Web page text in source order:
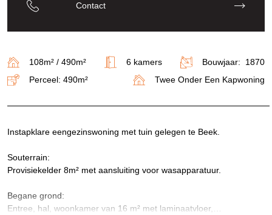
Contact
108m² / 490m² 6 kamers
Bouwjaar: 1870
Perceel: 490m²
Twee Onder Een Kapwoning
Instapklare eengezinswoning met tuin gelegen te Beek.
Souterrain:
Provisiekelder 8m² met aansluiting voor wasapparatuur.
Begane grond:
Entree, hal, woonkamer van 16 m² met laminaatvloer,